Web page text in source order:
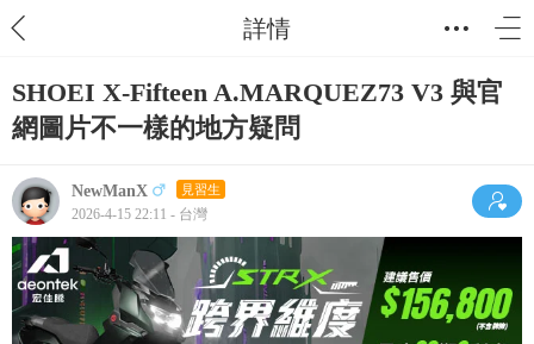
詳情
SHOEI X-Fifteen A.MARQUEZ73 V3 與官
網圖片不一樣的地方疑問
NewManX 見習生
2026-4-15 22:11 - 台灣